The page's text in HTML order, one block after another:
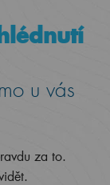
u vás
za to.